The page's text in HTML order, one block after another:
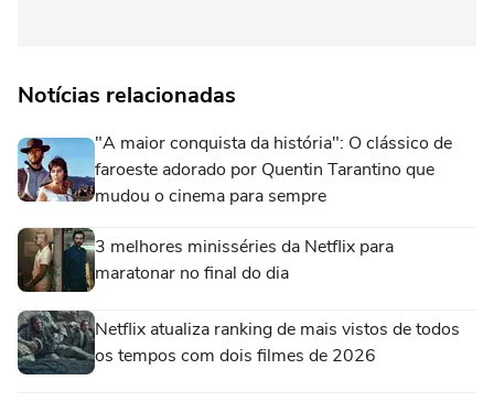
Notícias relacionadas
"A maior conquista da história": O clássico de
faroeste adorado por Quentin Tarantino que
mudou o cinema para sempre
3 melhores minisséries da Netflix para
maratonar no final do dia
Netflix atualiza ranking de mais vistos de todos
os tempos com dois filmes de 2026